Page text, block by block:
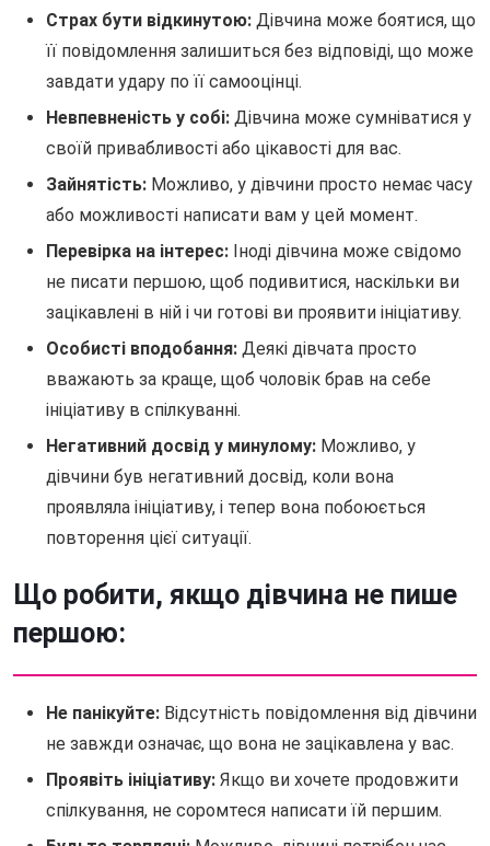
Страх бути відкинутою: Дівчина може боятися, що
її повідомлення залишиться без відповіді, що може
завдати удару по її самооцінці.
Невпевненість у собі: Дівчина може сумніватися у
своїй привабливості або цікавості для вас.
Зайнятість: Можливо, у дівчини просто немає часу
або можливості написати вам у цей момент.
Перевірка на інтерес: Іноді дівчина може свідомо
не писати першою, щоб подивитися, наскільки ви
зацікавлені в ній і чи готові ви проявити ініціативу.
Особисті вподобання: Деякі дівчата просто
вважають за краще, щоб чоловік брав на себе
ініціативу в спілкуванні.
Негативний досвід у минулому: Можливо, у
дівчини був негативний досвід, коли вона
проявляла ініціативу, і тепер вона побоюється
повторення цієї ситуації.
Що робити, якщо дівчина не пише
першою:
Не панікуйте: Відсутність повідомлення від дівчини
не завжди означає, що вона не зацікавлена у вас.
Проявіть ініціативу: Якщо ви хочете продовжити
спілкування, не соромтеся написати їй першим.